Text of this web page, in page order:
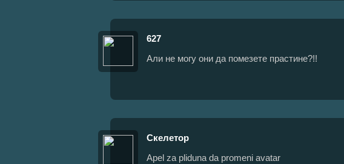
627
Али не могу они да помезете прастине?!!
Скелетор
Apel za pliduna da promeni avatar